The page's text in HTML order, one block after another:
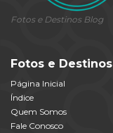
Fotos e Destinos Blog
Fotos e Destinos
Página Inicial
Índice
Quem Somos
Fale Conosco